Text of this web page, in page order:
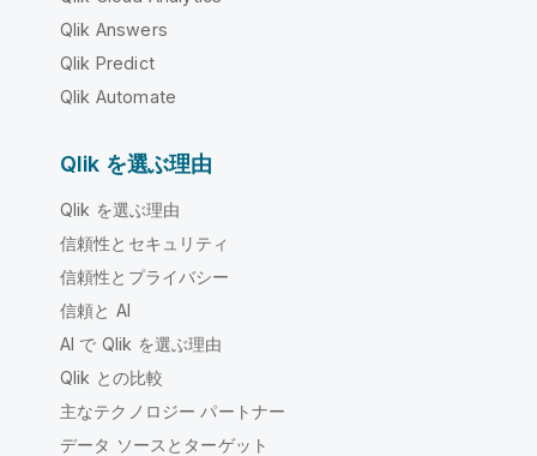
Qlik Answers
Qlik Predict
Qlik Automate
Qlik を選ぶ理由
Qlik を選ぶ理由
信頼性とセキュリティ
信頼性とプライバシー
信頼と AI
AI で Qlik を選ぶ理由
Qlik との比較
主なテクノロジー パートナー
データ ソースとターゲット